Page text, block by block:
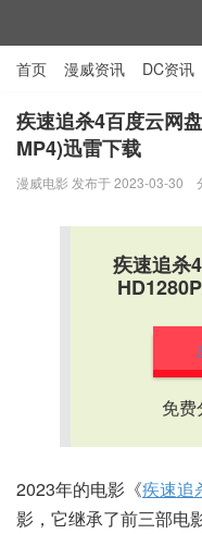
首页 漫威资讯 DC资讯
电视剧资源 漫威图片
疾速追杀4百度云网
MP4)迅雷下载
漫威电影 发布于 2023-03-30
疾速追杀
免费
2023年的电影《疾速追
影，它继承了前三部电